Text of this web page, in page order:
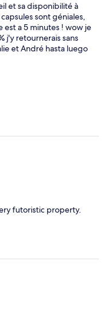
et sa disponibilité à
sont géniales,
a 5 minutes ! wow je
j'y retournerais sans
et André hasta luego
futoristic property.